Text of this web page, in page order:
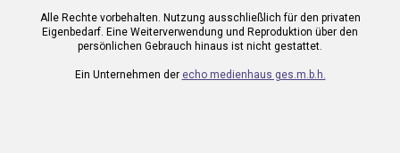
Alle Rechte vorbehalten. Nutzung ausschließlich für den privaten
Eigenbedarf. Eine Weiterverwendung und Reproduktion über den
persönlichen Gebrauch hinaus ist nicht gestattet.
Ein Unternehmen der echo medienhaus ges.m.b.h.